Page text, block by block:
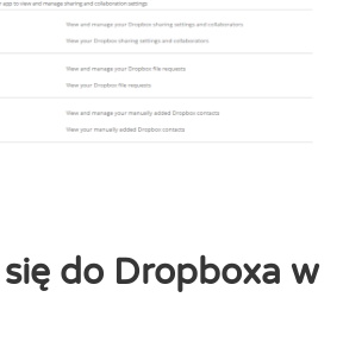
do Dropboxa w